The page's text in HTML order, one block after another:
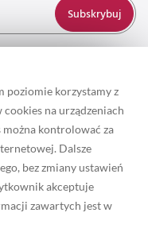
poziomie korzystamy z
na urządzeniach
kontrolować za
Dalsze
bez zmiany ustawień
akceptuje
zawartych jest w
Subskrybuj
informacji oraz zdjęć
marki Lotari. /